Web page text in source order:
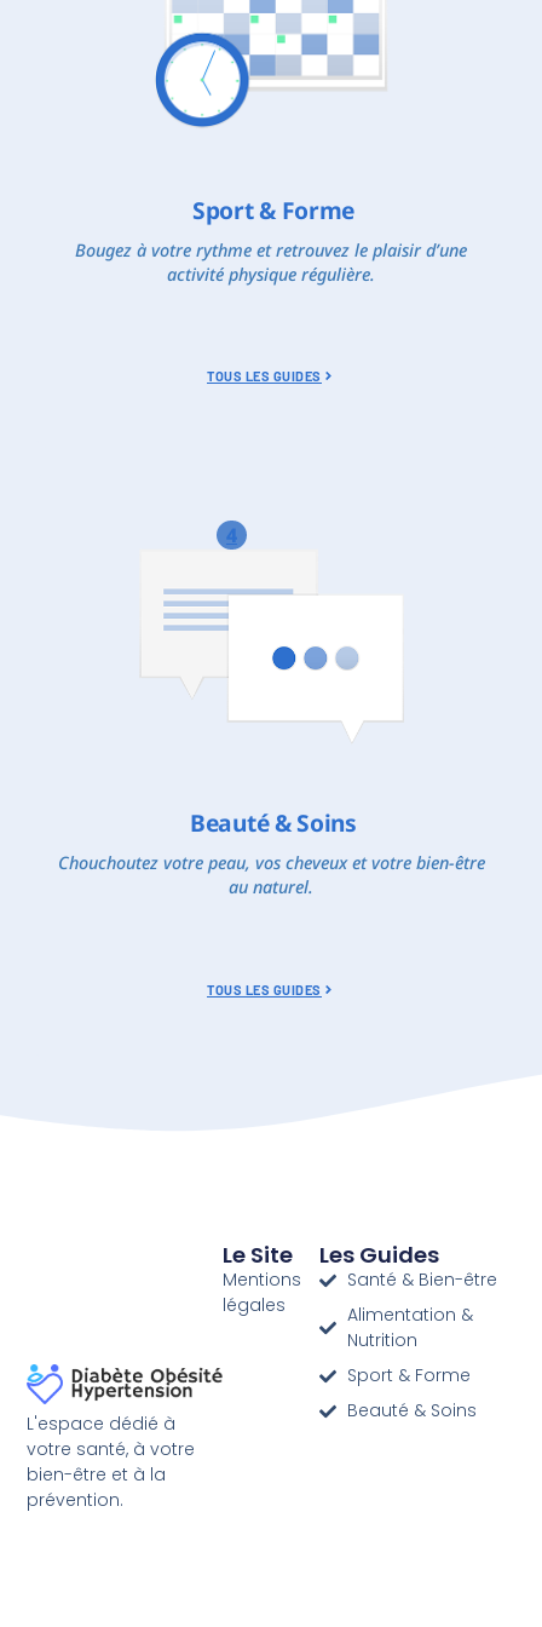
Sport & Forme
Bougez à votre rythme et retrouvez le plaisir d’une
activité physique régulière.
TOUS LES GUIDES
4
Beauté & Soins
Chouchoutez votre peau, vos cheveux et votre bien-être
au naturel.
TOUS LES GUIDES
L'espace dédié à
votre santé, à votre
bien-être et à la
prévention.
Le Site
Mentions
légales
Les Guides
Santé & Bien-être
Alimentation &
Nutrition
Sport & Forme
Beauté & Soins